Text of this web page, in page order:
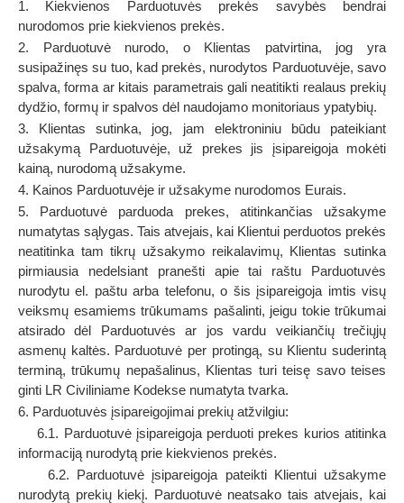
1. Kiekvienos Parduotuvės prekės savybės bendrai
nurodomos prie kiekvienos prekės.
2. Parduotuvė nurodo, o Klientas patvirtina, jog yra
susipažinęs su tuo, kad prekės, nurodytos Parduotuvėje, savo
spalva, forma ar kitais parametrais gali neatitikti realaus prekių
dydžio, formų ir spalvos dėl naudojamo monitoriaus ypatybių.
3. Klientas sutinka, jog, jam elektroniniu būdu pateikiant
užsakymą Parduotuvėje, už prekes jis įsipareigoja mokėti
kainą, nurodomą užsakyme.
4. Kainos Parduotuvėje ir užsakyme nurodomos Eurais.
5. Parduotuvė parduoda prekes, atitinkančias užsakyme
numatytas sąlygas. Tais atvejais, kai Klientui perduotos prekės
neatitinka tam tikrų užsakymo reikalavimų, Klientas sutinka
pirmiausia nedelsiant pranešti apie tai raštu Parduotuvės
nurodytu el. paštu arba telefonu, o šis įsipareigoja imtis visų
veiksmų esamiems trūkumams pašalinti, jeigu tokie trūkumai
atsirado dėl Parduotuvės ar jos vardu veikiančių trečiųjų
asmenų kaltės. Parduotuvė per protingą, su Klientu suderintą
terminą, trūkumų nepašalinus, Klientas turi teisę savo teises
ginti LR Civiliniame Kodekse numatyta tvarka.
6. Parduotuvės įsipareigojimai prekių atžvilgiu:
6.1. Parduotuvė įsipareigoja perduoti prekes kurios atitinka
informaciją nurodytą prie kiekvienos prekės.
6.2. Parduotuvė įsipareigoja pateikti Klientui užsakyme
nurodytą prekių kiekį. Parduotuvė neatsako tais atvejais, kai